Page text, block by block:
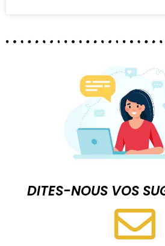
DITES-NOUS VOS